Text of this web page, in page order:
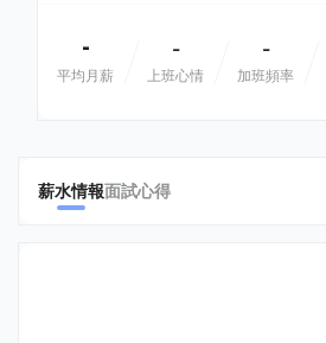
-
平均月薪
-
上班心情
-
加班頻率
薪水情報面試心得